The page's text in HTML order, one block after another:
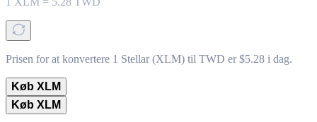
Prisen for at konvertere 1 Stellar (XLM) til TWD er $5.28 i dag.
Køb XLM
Køb XLM